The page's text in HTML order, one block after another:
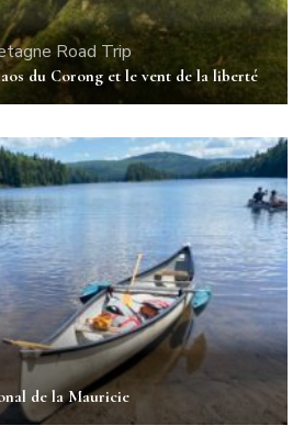
Road Trip
du Corong et le vent de la liberté
de la Mauricie